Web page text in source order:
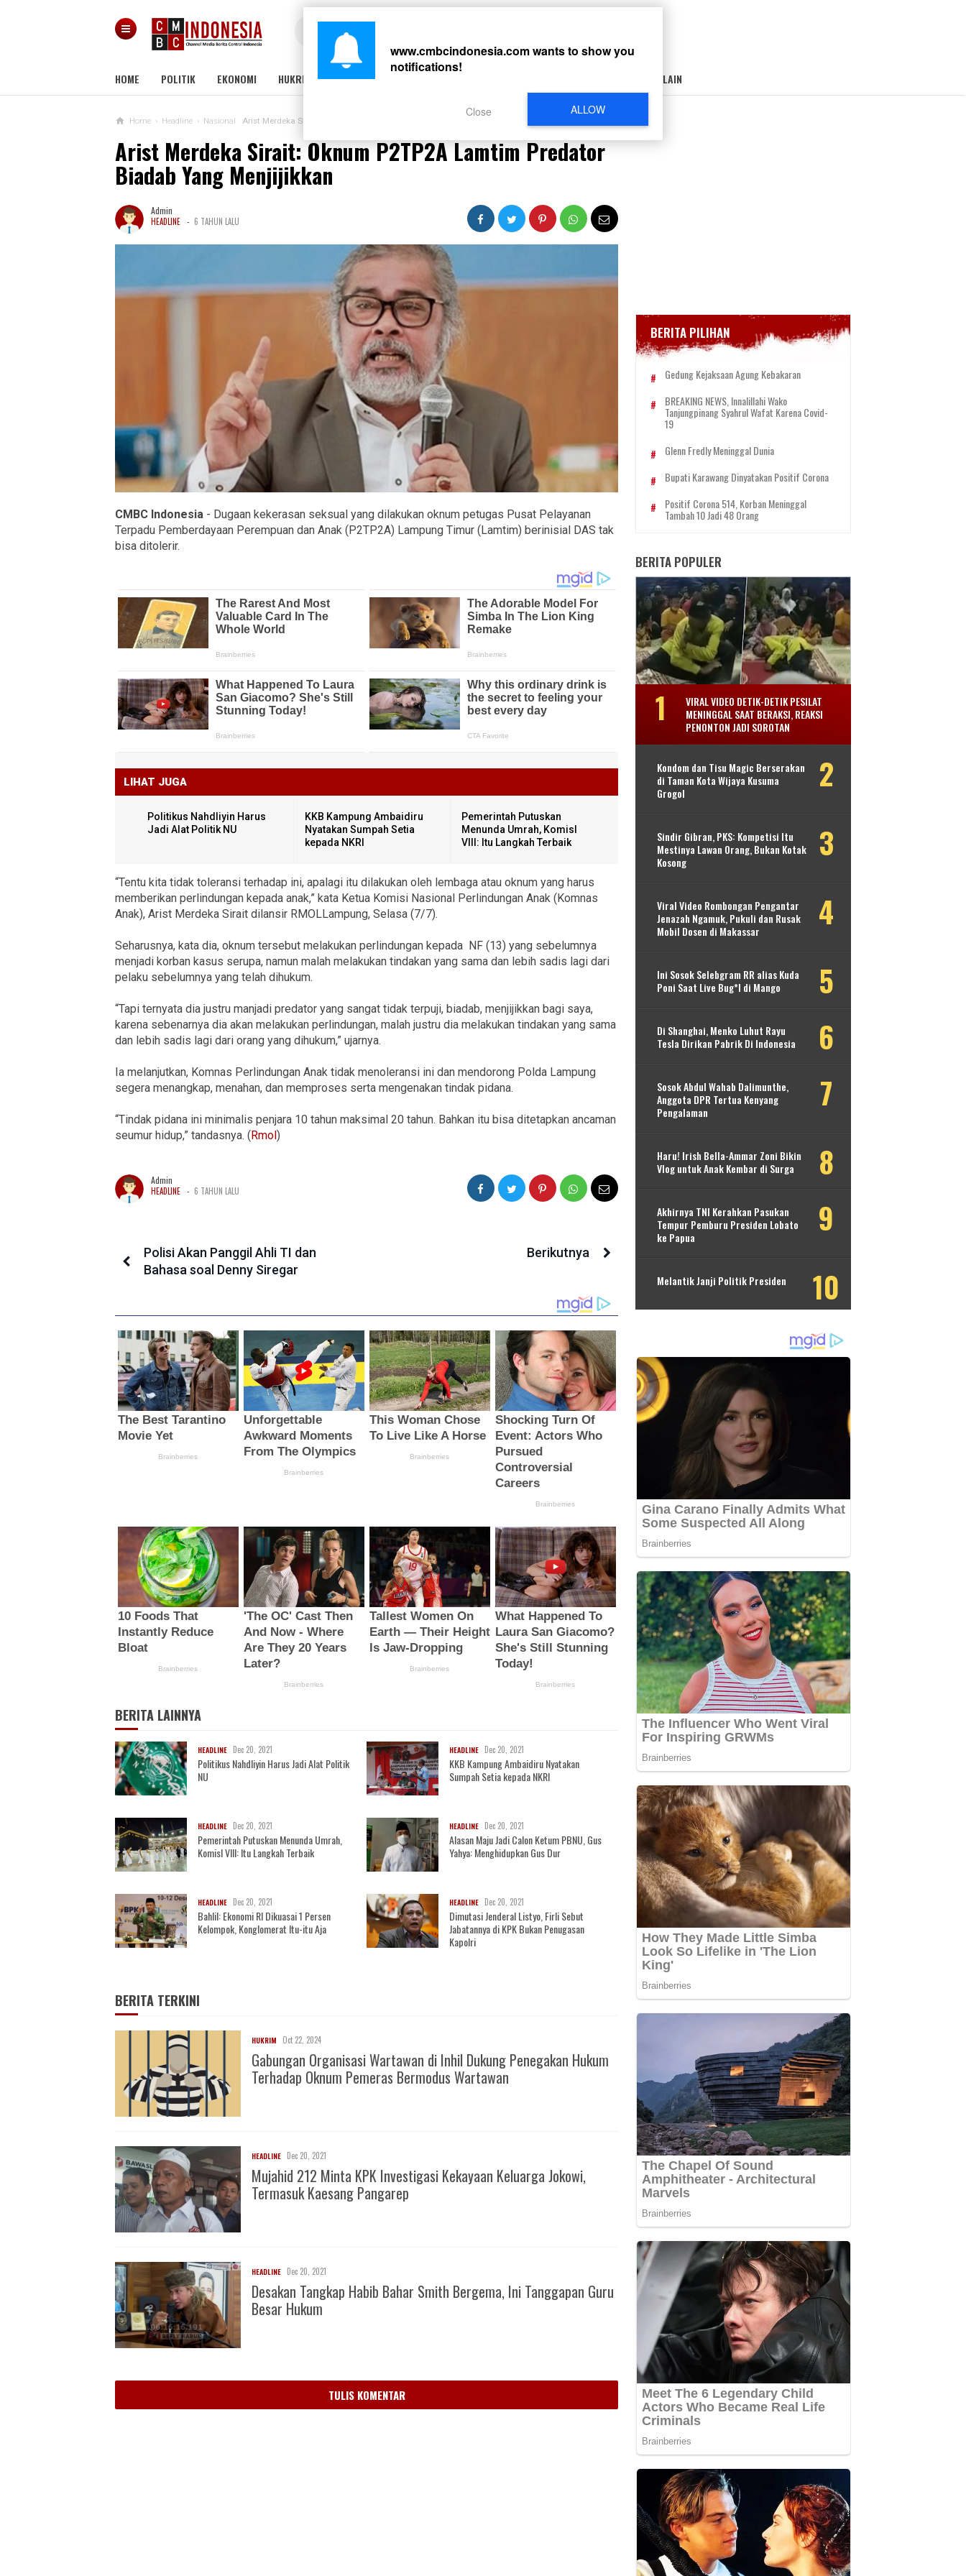
HOME POLITIK EKONOMI HUKRIM PERISTIWA LAIN-LAIN
Home › Headline › Nasional Arist Merdeka Sirait: Oknum P2TP2A Lamtim Predator Biadab Yang Menjijikkan
Arist Merdeka Sirait: Oknum P2TP2A Lamtim Predator
Biadab Yang Menjijikkan
Admin
HEADLINE - 6 TAHUN LALU
CMBC Indonesia - Dugaan kekerasan seksual yang dilakukan oknum petugas Pusat Pelayanan
Terpadu Pemberdayaan Perempuan dan Anak (P2TP2A) Lampung Timur (Lamtim) berinisial DAS tak
bisa ditolerir.
LIHAT JUGA
Politikus Nahdliyin Harus
Jadi Alat Politik NU
KKB Kampung Ambaidiru
Nyatakan Sumpah Setia
kepada NKRI
Pemerintah Putuskan
Menunda Umrah, KomisI
VIII: Itu Langkah Terbaik
“Tentu kita tidak toleransi terhadap ini, apalagi itu dilakukan oleh lembaga atau oknum yang harus
memberikan perlindungan kepada anak,” kata Ketua Komisi Nasional Perlindungan Anak (Komnas
Anak), Arist Merdeka Sirait dilansir RMOLLampung, Selasa (7/7).
Seharusnya, kata dia, oknum tersebut melakukan perlindungan kepada NF (13) yang sebelumnya
menjadi korban kasus serupa, namun malah melakukan tindakan yang sama dan lebih sadis lagi dari
pelaku sebelumnya yang telah dihukum.
“Tapi ternyata dia justru manjadi predator yang sangat tidak terpuji, biadab, menjijikkan bagi saya,
karena sebenarnya dia akan melakukan perlindungan, malah justru dia melakukan tindakan yang sama
dan lebih sadis lagi dari orang yang dihukum,” ujarnya.
Ia melanjutkan, Komnas Perlindungan Anak tidak menoleransi ini dan mendorong Polda Lampung
segera menangkap, menahan, dan memproses serta mengenakan tindak pidana.
“Tindak pidana ini minimalis penjara 10 tahun maksimal 20 tahun. Bahkan itu bisa ditetapkan ancaman
seumur hidup,” tandasnya. (Rmol)
Admin
HEADLINE - 6 TAHUN LALU
Polisi Akan Panggil Ahli TI dan
Bahasa soal Denny Siregar
Berikutnya
BERITA LAINNYA
HEADLINE Dec 20, 2021
Politikus Nahdliyin Harus Jadi Alat Politik
NU
HEADLINE Dec 20, 2021
KKB Kampung Ambaidiru Nyatakan
Sumpah Setia kepada NKRI
HEADLINE Dec 20, 2021
Pemerintah Putuskan Menunda Umrah,
KomisI VIII: Itu Langkah Terbaik
HEADLINE Dec 20, 2021
Alasan Maju Jadi Calon Ketum PBNU, Gus
Yahya: Menghidupkan Gus Dur
HEADLINE Dec 20, 2021
Bahlil: Ekonomi RI Dikuasai 1 Persen
Kelompok, Konglomerat Itu-itu Aja
HEADLINE Dec 20, 2021
Dimutasi Jenderal Listyo, Firli Sebut
Jabatannya di KPK Bukan Penugasan
Kapolri
BERITA TERKINI
HUKRIM Oct 22, 2024
Gabungan Organisasi Wartawan di Inhil Dukung Penegakan Hukum
Terhadap Oknum Pemeras Bermodus Wartawan
HEADLINE Dec 20, 2021
Mujahid 212 Minta KPK Investigasi Kekayaan Keluarga Jokowi,
Termasuk Kaesang Pangarep
HEADLINE Dec 20, 2021
Desakan Tangkap Habib Bahar Smith Bergema, Ini Tanggapan Guru
Besar Hukum
TULIS KOMENTAR
BERITA PILIHAN
Gedung Kejaksaan Agung Kebakaran
BREAKING NEWS, Innalillahi Wako
Tanjungpinang Syahrul Wafat Karena Covid-
19
Glenn Fredly Meninggal Dunia
Bupati Karawang Dinyatakan Positif Corona
Positif Corona 514, Korban Meninggal
Tambah 10 Jadi 48 Orang
BERITA POPULER
VIRAL VIDEO DETIK-DETIK PESILAT
MENINGGAL SAAT BERAKSI, REAKSI
PENONTON JADI SOROTAN
Kondom dan Tisu Magic Berserakan
di Taman Kota Wijaya Kusuma
Grogol
Sindir Gibran, PKS: Kompetisi Itu
Mestinya Lawan Orang, Bukan Kotak
Kosong
Viral Video Rombongan Pengantar
Jenazah Ngamuk, Pukuli dan Rusak
Mobil Dosen di Makassar
Ini Sosok Selebgram RR alias Kuda
Poni Saat Live Bug*l di Mango
Di Shanghai, Menko Luhut Rayu
Tesla Dirikan Pabrik Di Indonesia
Sosok Abdul Wahab Dalimunthe,
Anggota DPR Tertua Kenyang
Pengalaman
Haru! Irish Bella-Ammar Zoni Bikin
Vlog untuk Anak Kembar di Surga
Akhirnya TNI Kerahkan Pasukan
Tempur Pemburu Presiden Lobato
ke Papua
Melantik Janji Politik Presiden
www.cmbcindonesia.comwants to show you
notifications!
ALLOW
Close